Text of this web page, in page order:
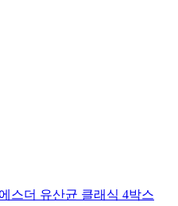
스더 유산균 클래식 4박스